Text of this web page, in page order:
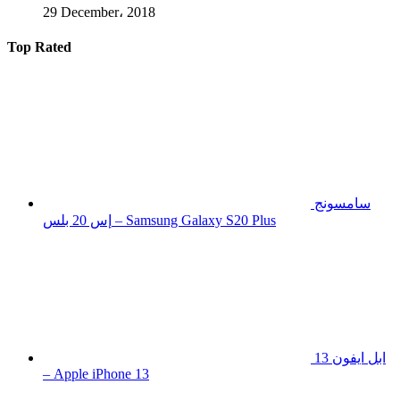
29 December، 2018
Top Rated
سامسونج
إس 20 بلس – Samsung Galaxy S20 Plus
ابل ايفون 13
– Apple iPhone 13